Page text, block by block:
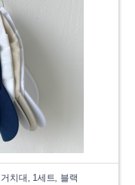
치대, 1세트, 블랙